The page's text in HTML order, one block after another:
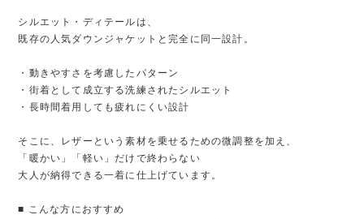
シルエット・ディテールは、
既存の人気ダウンジャケットと完全に同一設計。
・動きやすさを考慮したパターン
・街着として成立する洗練されたシルエット
・長時間着用しても疲れにくい設計
そこに、レザーという素材を乗せるための微調整を加え、
「暖かい」「軽い」だけで終わらない
大人が納得できる一着に仕上げています。
■ こんな方におすすめ